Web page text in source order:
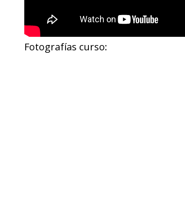
Fotografías curso: